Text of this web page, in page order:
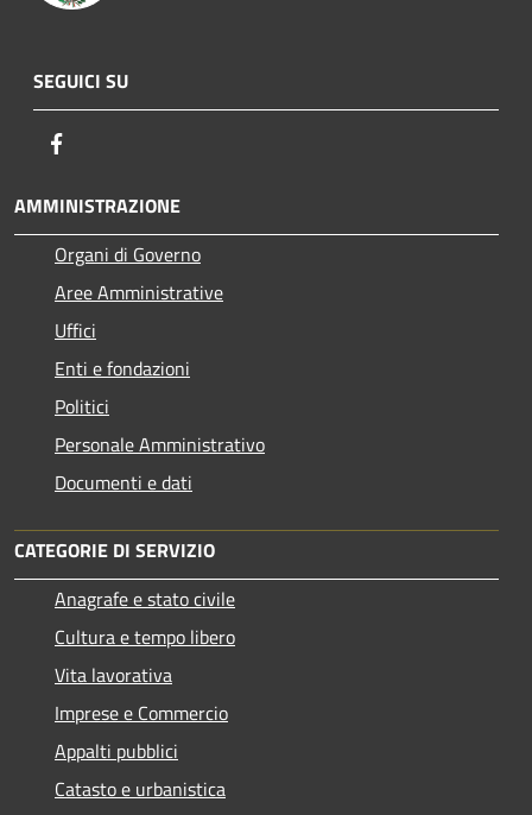
SEGUICI SU
AMMINISTRAZIONE
Organi di Governo
Aree Amministrative
Uffici
Enti e fondazioni
Politici
Personale Amministrativo
Documenti e dati
CATEGORIE DI SERVIZIO
Anagrafe e stato civile
Cultura e tempo libero
Vita lavorativa
Imprese e Commercio
Appalti pubblici
Catasto e urbanistica